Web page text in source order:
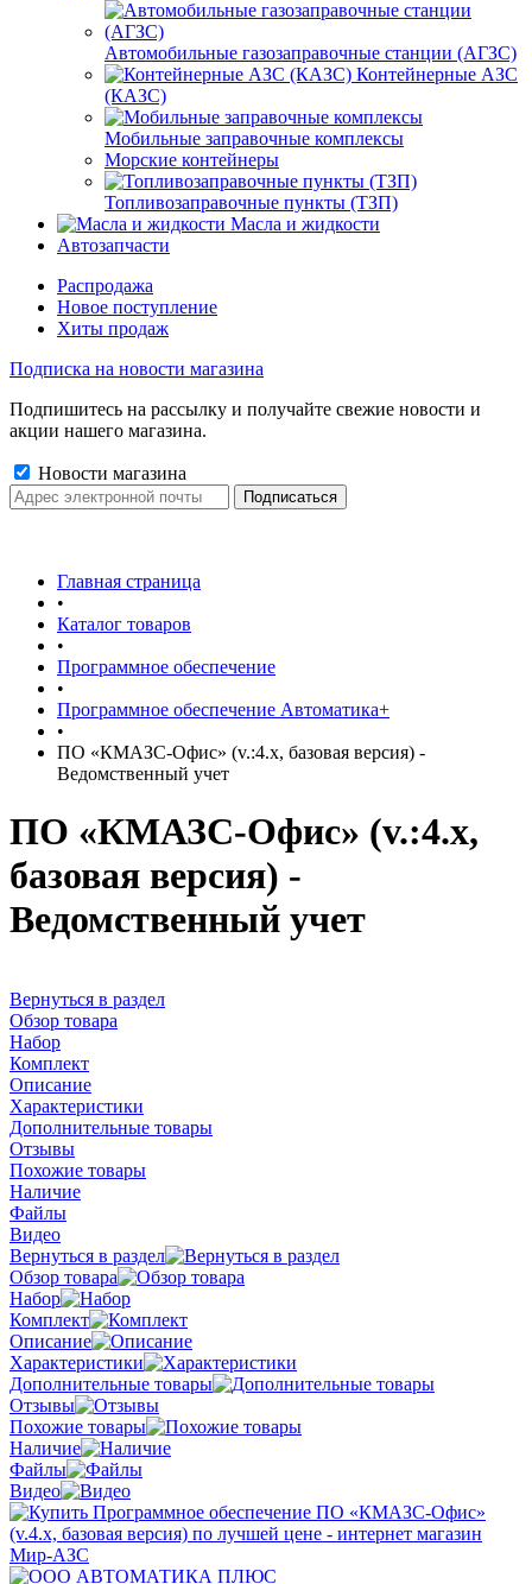
Автомобильные газозаправочные станции (АГЗС)
Контейнерные АЗС
(КАЗС)
Мобильные заправочные комплексы
Морские контейнеры
Топливозаправочные пункты (ТЗП)
Масла и жидкости
Автозапчасти
Распродажа
Новое поступление
Хиты продаж
Подписка на новости магазина
Подпишитесь на рассылку и получайте свежие новости и
акции нашего магазина.
Новости магазина
Главная страница
•
Каталог товаров
•
Программное обеспечение
•
Программное обеспечение Автоматика+
•
ПО «КМАЗС-Офис» (v.:4.x, базовая версия) -
Ведомственный учет
ПО «КМАЗС-Офис» (v.:4.x,
базовая версия) -
Ведомственный учет
Вернуться в раздел
Обзор товара
Набор
Комплект
Описание
Характеристики
Дополнительные товары
Отзывы
Похожие товары
Наличие
Файлы
Видео
Вернуться в раздел
Обзор товара
Набор
Комплект
Описание
Характеристики
Дополнительные товары
Отзывы
Похожие товары
Наличие
Файлы
Видео